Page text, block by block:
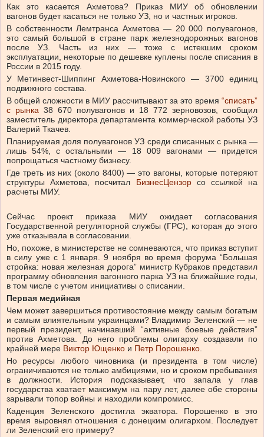
Как это касается Ахметова? Приказ МИУ об обновлении
вагонов будет касаться не только УЗ, но и частных игроков.
В собственности Лемтранса Ахметова — 20 000 полувагонов,
это самый большой в стране парк железнодорожных вагонов
после УЗ. Часть из них — тоже с истекшим сроком
эксплуатации, некоторые по дешевке куплены после списания в
России в 2015 году.
У Метинвест-Шиппинг Ахметова-Новинского — 3700 единиц
подвижного состава.
В общей сложности в МИУ рассчитывают за это время “списать”
с рынка 38 670 полувагонов и 18 772 зерновозов, сообщил
заместитель директора департамента коммерческой работы УЗ
Валерий Ткачев.
Планируемая доля полувагонов УЗ среди списанных с рынка —
лишь 54%, с остальными — 18 009 вагонами — придется
попрощаться частному бизнесу.
Где треть из них (около 8400) — это вагоны, которые потеряют
структуры Ахметова, посчитал БизнесЦензорсо ссылкой на
расчеты МИУ.
Сейчас проект приказа МИУ ожидает согласования
Государственной регуляторной службы (ГРС), которая до этого
уже отказывала в согласовании.
Но, похоже, в министерстве не сомневаются, что приказ вступит
в силу уже с 1 января. 9 ноября во время форума “Большая
стройка: новая железная дорога” министр Кубраков представил
программу обновления вагонного парка УЗ на ближайшие годы,
в том числе с учетом инициативы о списании.
Первая медийная
Чем может завершиться противостояние между самым богатым
и самым влиятельным украинцами? Владимир Зеленский — не
первый президент, начинавший “активные боевые действия”
против Ахметова. До него проблемы олигарху создавали по
крайней мере Виктор Ющенко и Петр Порошенко.
Но ресурсы любого чиновника (и президента в том числе)
ограничиваются не только амбициями, но и сроком пребывания
в должности. История подсказывает, что запала у глав
государства хватает максимум на пару лет, далее обе стороны
зарывали топор войны и находили компромисс.
Каденция Зеленского достигла экватора. Порошенко в это
время выровнял отношения с донецким олигархом. Последует
ли Зеленский его примеру?